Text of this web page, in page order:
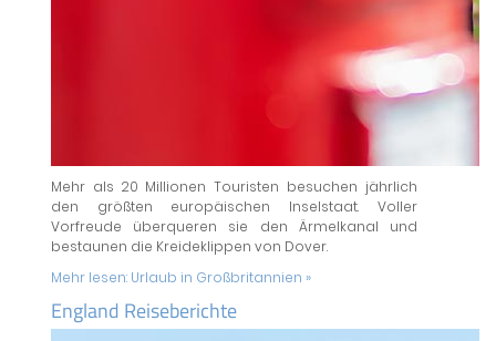
Mehr als 20 Millionen Touristen besuchen jährlich
den größten europäischen Inselstaat. Voller
Vorfreude überqueren sie den Ärmelkanal und
bestaunen die Kreideklippen von Dover.
Mehr lesen: Urlaub in Großbritannien »
England Reiseberichte